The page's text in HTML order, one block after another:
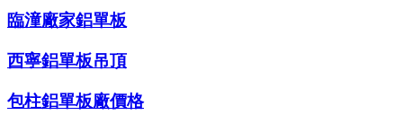
臨潼廠家鋁單板
西寧鋁單板吊頂
包柱鋁單板廠價格